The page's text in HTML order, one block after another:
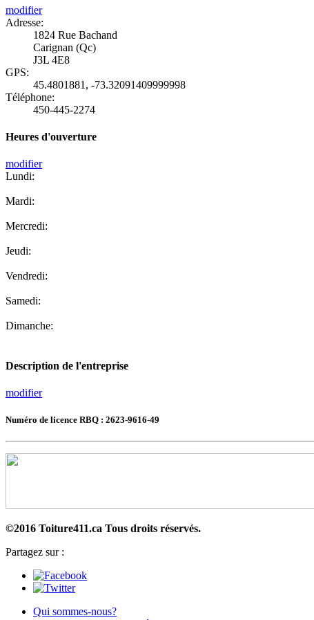
modifier
Adresse:
1824 Rue Bachand
Carignan (Qc)
J3L 4E8
GPS:
45.4801881 , -73.32091409999998
Téléphone:
450-445-2274
Heures d'ouverture
modifier
Lundi:
Mardi:
Mercredi:
Jeudi:
Vendredi:
Samedi:
Dimanche:
Description de l'entreprise
modifier
Numéro de licence RBQ : 2623-9616-49
©2016 Toiture411.ca Tous droits réservés.
Partagez sur :
Qui sommes-nous?